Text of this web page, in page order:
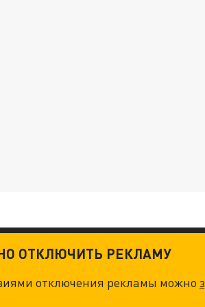
КАК УНИЧТОЖИТЬ STARLINK
ОТКЛЮЧИТЬ РЕКЛАМУ
отключения рекламы можно